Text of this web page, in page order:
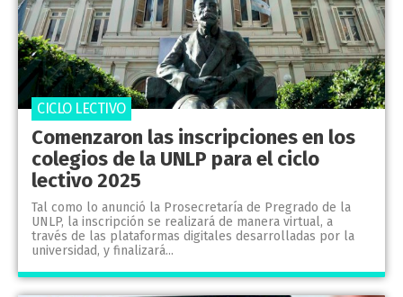
Comenzaron las inscripciones en los
colegios de la UNLP para el ciclo
lectivo 2025
Tal como lo anunció la Prosecretaría de Pregrado de la
UNLP, la inscripción se realizará de manera virtual, a
través de las plataformas digitales desarrolladas por la
universidad, y finalizará...
CICLO LECTIVO